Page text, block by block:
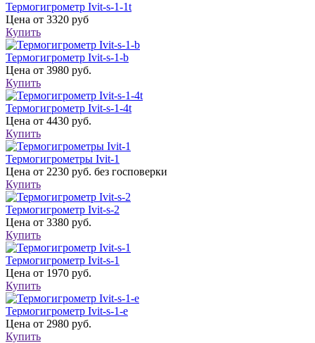
Термогигрометр Ivit-s-1-1t
Цена от 3320 руб
Купить
Термогигрометр Ivit-s-1-b
Цена от 3980 руб.
Купить
Термогигрометр Ivit-s-1-4t
Цена от 4430 руб.
Купить
Термогигрометры Ivit-1
Цена от 2230 руб. без госповерки
Купить
Термогигрометр Ivit-s-2
Цена от 3380 руб.
Купить
Термогигрометр Ivit-s-1
Цена от 1970 руб.
Купить
Термогигрометр Ivit-s-1-e
Цена от 2980 руб.
Купить